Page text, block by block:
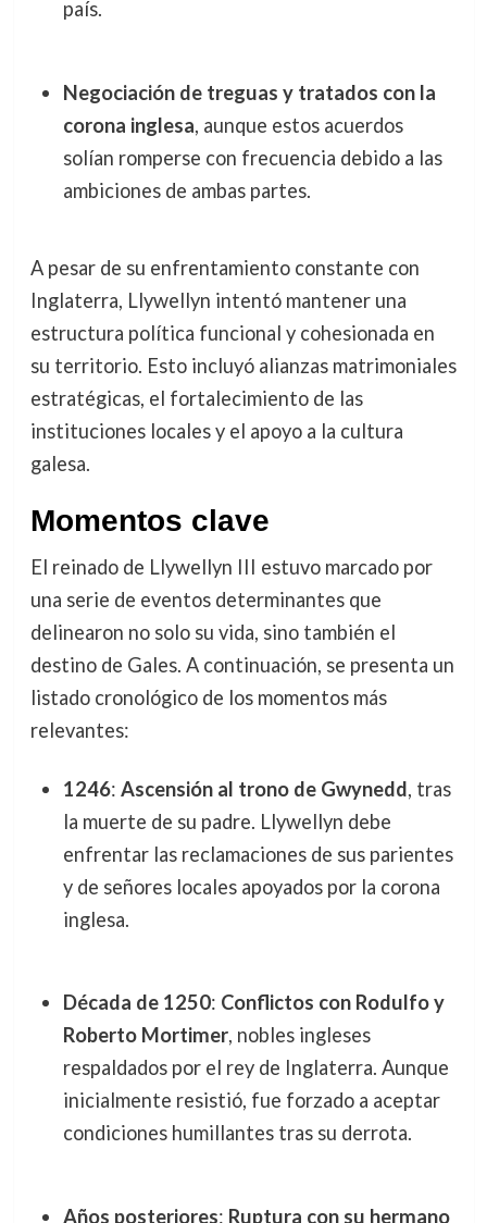
país.
Negociación de treguas y tratados con la
corona inglesa, aunque estos acuerdos
solían romperse con frecuencia debido a las
ambiciones de ambas partes.
A pesar de su enfrentamiento constante con
Inglaterra, Llywellyn intentó mantener una
estructura política funcional y cohesionada en
su territorio. Esto incluyó alianzas matrimoniales
estratégicas, el fortalecimiento de las
instituciones locales y el apoyo a la cultura
galesa.
Momentos clave
El reinado de Llywellyn III estuvo marcado por
una serie de eventos determinantes que
delinearon no solo su vida, sino también el
destino de Gales. A continuación, se presenta un
listado cronológico de los momentos más
relevantes:
1246: Ascensión al trono de Gwynedd, tras
la muerte de su padre. Llywellyn debe
enfrentar las reclamaciones de sus parientes
y de señores locales apoyados por la corona
inglesa.
Década de 1250: Conflictos con Rodulfo y
Roberto Mortimer, nobles ingleses
respaldados por el rey de Inglaterra. Aunque
inicialmente resistió, fue forzado a aceptar
condiciones humillantes tras su derrota.
Años posteriores: Ruptura con su hermano